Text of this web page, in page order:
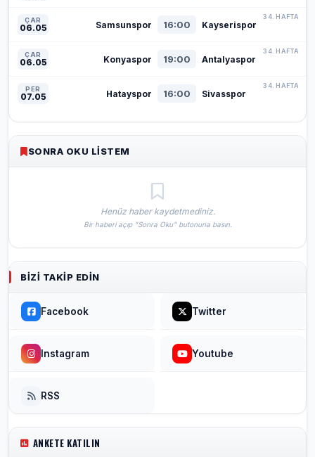
ÇAR
06.05 Samsunspor 16:00 Kayserispor
34. HAFTA
ÇAR
06.05 Konyaspor 19:00 Antalyaspor
34. HAFTA
PER
07.05 Hatayspor 16:00 Sivasspor
34. HAFTA
SONRA OKU LISTEM
Henüz haber kaydetmediniz.
Bir haberi açıp "Sonra Oku" butonuna basın.
BIZI TAKIP EDIN
Facebook Twitter
Instagram Youtube
RSS
ANKETE KATILIN